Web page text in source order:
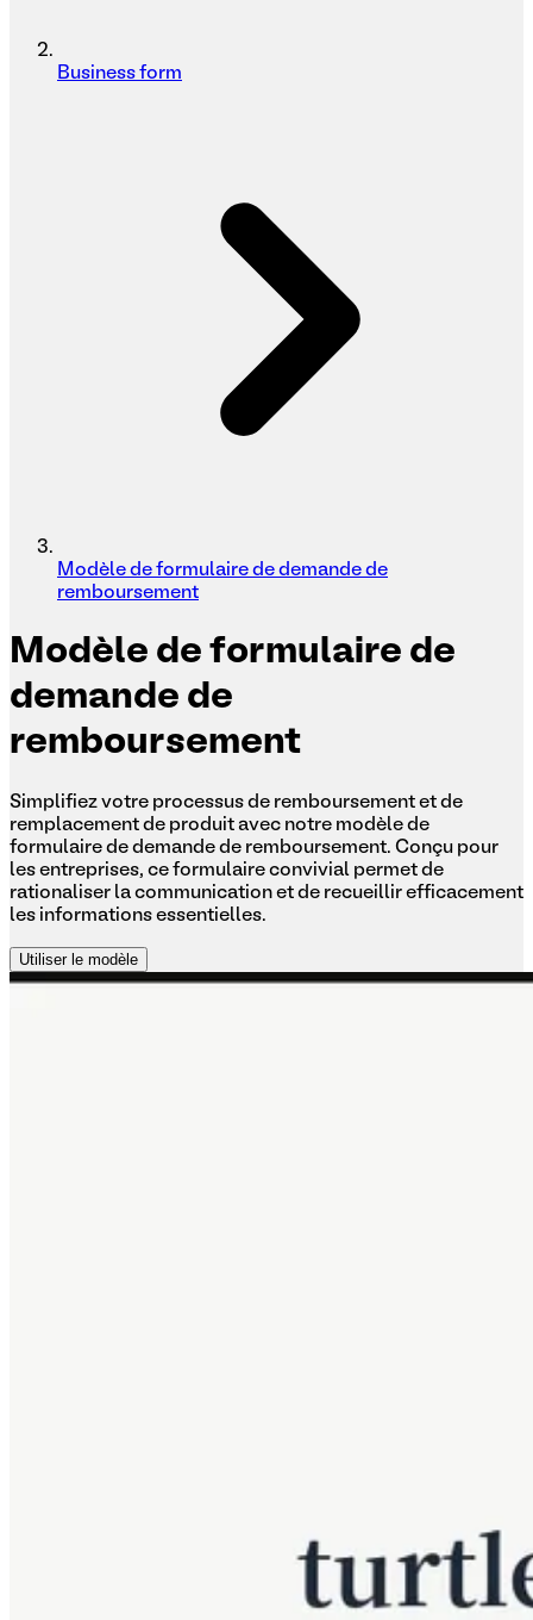
Business form
Modèle de formulaire de demande de
remboursement
Modèle de formulaire de
demande de
remboursement
Simplifiez votre processus de remboursement et de
remplacement de produit avec notre modèle de
formulaire de demande de remboursement. Conçu pour
les entreprises, ce formulaire convivial permet de
rationaliser la communication et de recueillir efficacement
les informations essentielles.
Utiliser le modèle